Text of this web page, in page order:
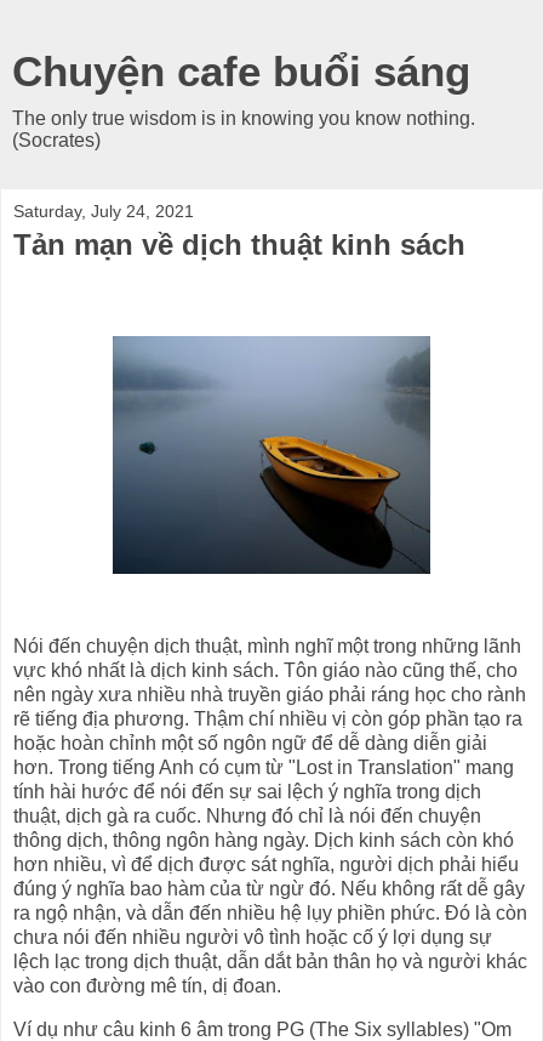
Chuyện cafe buổi sáng
The only true wisdom is in knowing you know nothing.
(Socrates)
Saturday, July 24, 2021
Tản mạn về dịch thuật kinh sách
Nói đến chuyện dịch thuật, mình nghĩ một trong những lãnh
vực khó nhất là dịch kinh sách. Tôn giáo nào cũng thế, cho
nên ngày xưa nhiều nhà truyền giáo phải ráng học cho rành
rẽ tiếng địa phương. Thậm chí nhiều vị còn góp phần tạo ra
hoặc hoàn chỉnh một số ngôn ngữ để dễ dàng diễn giải
hơn. Trong tiếng Anh có cụm từ "Lost in Translation" mang
tính hài hước để nói đến sự sai lệch ý nghĩa trong dịch
thuật, dịch gà ra cuốc. Nhưng đó chỉ là nói đến chuyện
thông dịch, thông ngôn hàng ngày. Dịch kinh sách còn khó
hơn nhiều, vì để dịch được sát nghĩa, người dịch phải hiểu
đúng ý nghĩa bao hàm của từ ngừ đó. Nếu không rất dễ gây
ra ngộ nhận, và dẫn đến nhiều hệ lụy phiền phức. Đó là còn
chưa nói đến nhiều người vô tình hoặc cố ý lợi dụng sự
lệch lạc trong dịch thuật, dẫn dắt bản thân họ và người khác
vào con đường mê tín, dị đoan.
Ví dụ như câu kinh 6 âm trong PG (The Six syllables) "Om